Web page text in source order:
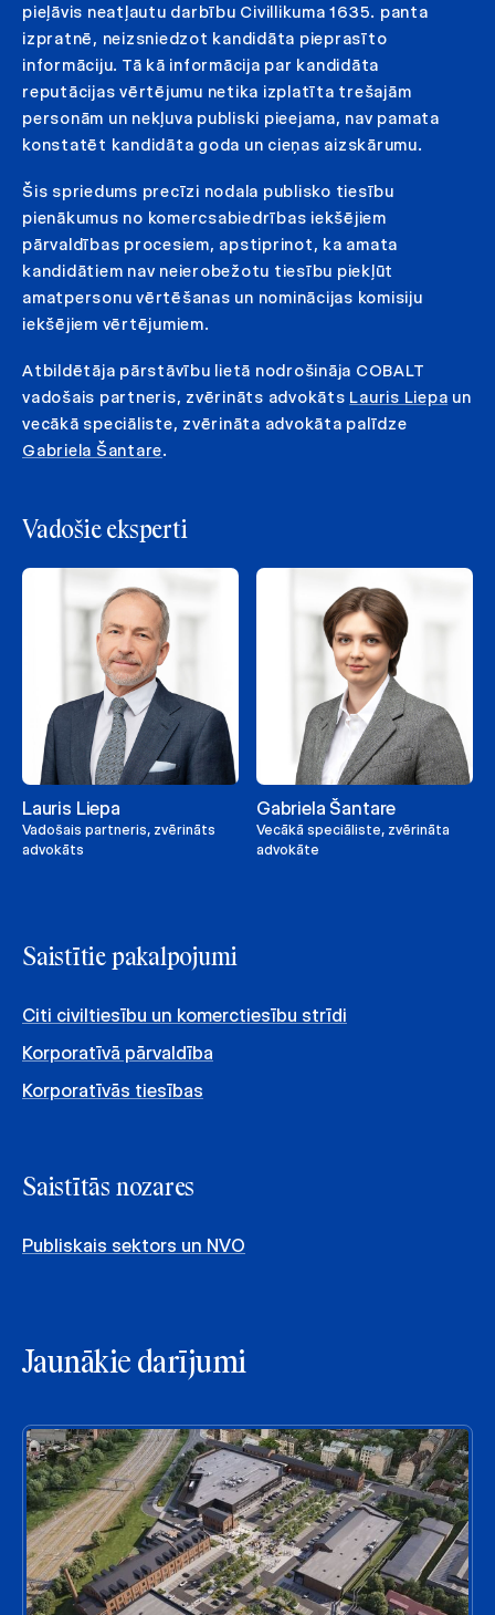
pieļāvis neatļautu darbību Civillikuma 1635. panta
izpratnē, neizsniedzot kandidāta pieprasīto
informāciju. Tā kā informācija par kandidāta
reputācijas vērtējumu netika izplatīta trešajām
personām un nekļuva publiski pieejama, nav pamata
konstatēt kandidāta goda un cieņas aizskārumu.
Šis spriedums precīzi nodala publisko tiesību
pienākumus no komercsabiedrības iekšējiem
pārvaldības procesiem, apstiprinot, ka amata
kandidātiem nav neierobežotu tiesību piekļūt
amatpersonu vērtēšanas un nominācijas komisiju
iekšējiem vērtējumiem.
Atbildētāja pārstāvību lietā nodrošināja COBALT
vadošais partneris, zvērināts advokāts Lauris Liepa un
vecākā speciāliste, zvērināta advokāta palīdze
Gabriela Šantare.
Vadošie eksperti
Lauris Liepa
Vadošais partneris, zvērināts
advokāts
Gabriela Šantare
Vecākā speciāliste, zvērināta
advokāte
Saistītie pakalpojumi
Citi civiltiesību un komerctiesību strīdi
Korporatīvā pārvaldība
Korporatīvās tiesības
Saistītās nozares
Publiskais sektors un NVO
Jaunākie darījumi